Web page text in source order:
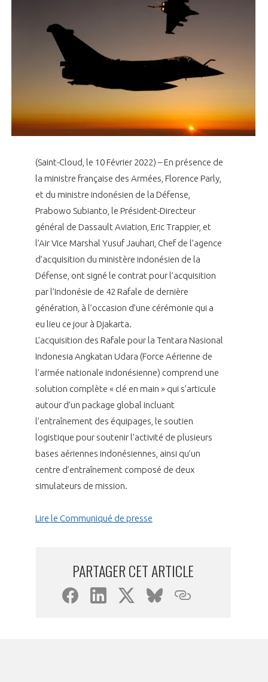
LE GIFAS
PRÉSENTATION
NOS MISSIONS
NOTRE HISTOIRE
ORGANISATION
LE CONSEIL DU GIFAS
L’ÉQUIPE DU GIFAS
NOS RÉSEAUX À L'INTERNATIONAL
FONCTIONNEMENT
GEADS
COMITÉ AERO PME
STARTAIR
COMMISSIONS ET COMITÉS
ACCOMPAGNEMENT DE NOS ADHÉRENTS
LES PROGRAMMES DU GIFAS
UN ÉCOSYSTÈME INTÉGRÉ ET COHÉRENT
POURQUOI DEVENIR MEMBRE ?
LA MÉDIATION
LA MÉDIATION DANS LA FILIÈRE AÉRONAUTIQUE ET SPATIALE
LE MÉDIATEUR DE LA FILIÈRE AÉRONAUTIQUE ET SPATIALE
MÉDIATION ET CHARTE D’ENGAGEMENT SUR LES RELATIONS ENTRE
CLIENTS ET FOURNISSEURS
LA MÉDIATION AU-DELÀ DE LA FILIÈRE AÉRONAUTIQUE ET SPATIALE
PRENDRE CONTACT AVEC LE MÉDIATEUR DE LA FILIÈRE
LE SALON DU BOURGET
L'OBSERVATOIRE
CHIFFRES CLÉS
LES ENJEUX
COMPÉTITIVITÉ
EMPLOI & FORMATION
ENVIRONNEMENT
INNOVATION
LES PUBLICATIONS
DOCUMENTS & BROCHURES
RAPPORTS D'ACTIVITÉS
(Saint-Cloud, le 10 Février 2022) – En présence de
la ministre française des Armées, Florence Parly,
et du ministre indonésien de la Défense,
Prabowo Subianto, le Président-Directeur
général de Dassault Aviation, Eric Trappier, et
l’Air Vice Marshal Yusuf Jauhari, Chef de l’agence
d’acquisition du ministère indonésien de la
Défense, ont signé le contrat pour l’acquisition
par l’Indonésie de 42 Rafale de dernière
génération, à l’occasion d’une cérémonie qui a
eu lieu ce jour à Djakarta.
L’acquisition des Rafale pour la Tentara Nasional
Indonesia Angkatan Udara (Force Aérienne de
l’armée nationale indonésienne) comprend une
solution complète « clé en main » qui s’articule
autour d’un package global incluant
l’entraînement des équipages, le soutien
logistique pour soutenir l’activité de plusieurs
bases aériennes indonésiennes, ainsi qu’un
centre d’entraînement composé de deux
simulateurs de mission.
Lire le Communiqué de presse
PARTAGER CET ARTICLE
Rejoignez une filière d’excellence et développez
votre réseau au sein d’un écosystème intégré et
cohérent
Découvrez les avantages d'adhérer au GIFAS.
Rencontres, salons, données sectorielles,
programmes ...
DEMANDE D’ADHÉSION
NON